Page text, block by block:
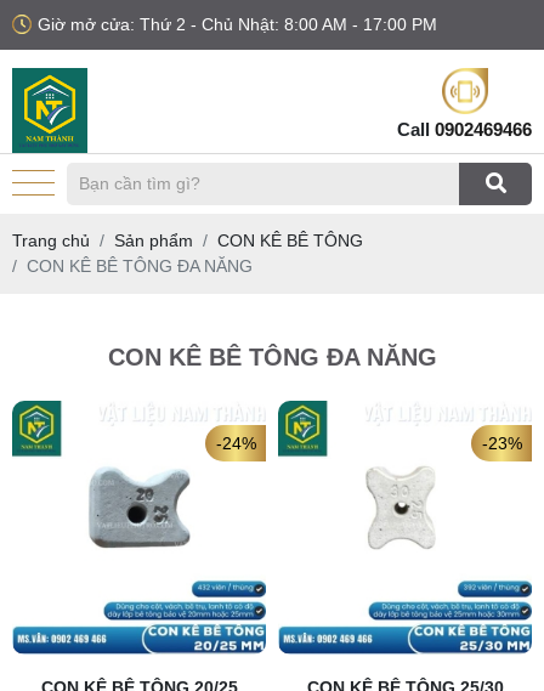
Giờ mở cửa: Thứ 2 - Chủ Nhật: 8:00 AM - 17:00 PM
Call 0902469466
Trang chủ Sản phẩm
CON KÊ BÊ TÔNG
CON KÊ BÊ TÔNG ĐA NĂNG
CON KÊ BÊ TÔNG ĐA NĂNG
-24% -23%